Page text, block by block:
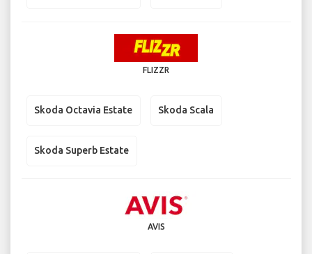
FLIZZR
Skoda Octavia Estate Skoda Scala
Skoda Superb Estate
AVIS